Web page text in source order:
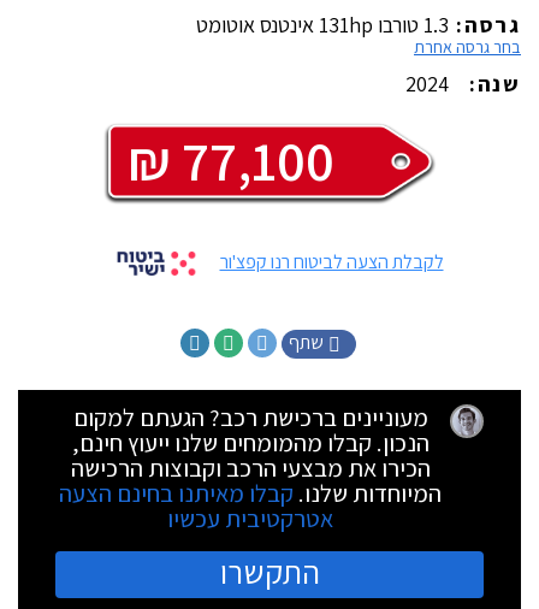
גרסה: 1.3 טורבו 131hp אינטנס אוטומט
בחר גרסה אחרת
שנה: 2024
77,100
₪
לקבלת הצעה לביטוח רנו קפצ'ור
שתף
מעוניינים ברכישת רכב? הגעתם למקום
הנכון. קבלו מהמומחים שלנו ייעוץ חינם,
הכירו את מבצעי הרכב וקבוצות הרכישה
המיוחדות שלנו. קבלו מאיתנו בחינם הצעה
אטרקטיבית עכשיו
התקשרו